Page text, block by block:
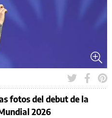
fotos del debut de la
2026